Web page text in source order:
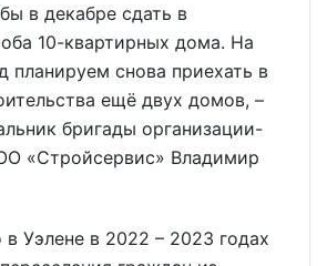
в декабре сдать в
10-квартирных дома. На
планируем снова приехать в
ещё двух домов, –
бригады организации-
«Стройсервис» Владимир
Уэлене в 2022 – 2023 годах